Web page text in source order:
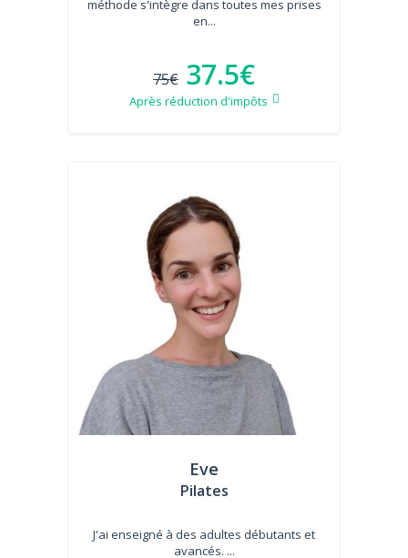
méthode s'intègre dans toutes mes prises
en...
75€ 37.5€
Après réduction d'impôts
Eve
Pilates
J'ai enseigné à des adultes débutants et
avancés. ...